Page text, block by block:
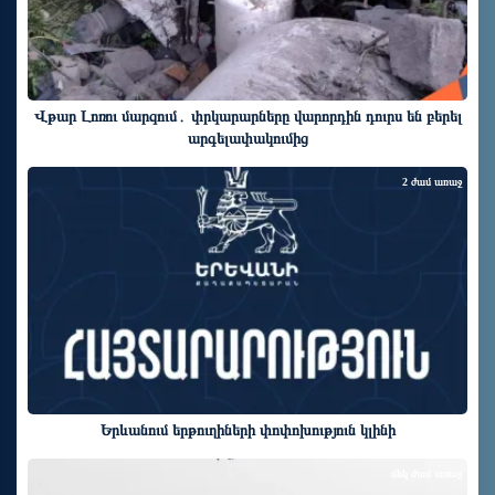
Վթար Լոռու մարզում․ փրկարարները վարորդին դուրս են բերել
արգելափակումից
Երևանում երթուղիների փոփոխություն կլինի
2 ժամ առաջ